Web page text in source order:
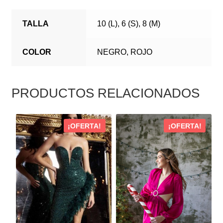
TALLA 10 (L), 6 (S), 8 (M)
COLOR NEGRO, ROJO
PRODUCTOS RELACIONADOS
¡OFERTA!
ESTE
PRODUCTO
TIENE
MÚLTIPLES
VARIANTES.
LAS
OPCIONES
SE
PUEDEN
¡OFERTA!
ESTE
PRODUCTO
TIENE
MÚLTIPLES
VARIANTES.
LAS
OPCIONES
SE
PUEDEN